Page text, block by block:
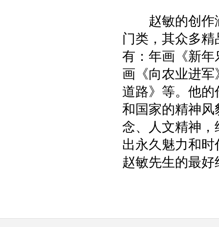
赵敏的创作涵
门类，其众多
有：年画《新
画《向农业进
道路》等。他
和国家的精神
念、人文精神
出永久魅力和时
赵敏先生的最